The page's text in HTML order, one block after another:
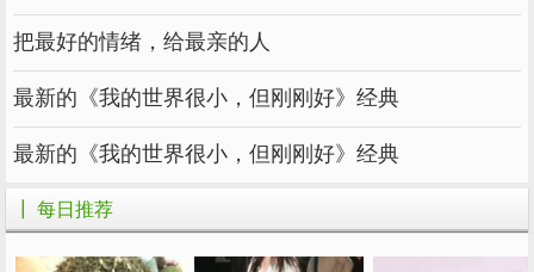
们。
该清理微信列表了。
作者：
莫言，心理学研究者，百万女性情感专
家，用文字为女性说话。每天晚上9点，懂爱，
（ID:moyandashu）
把最好的情绪，给最亲的人
最新的《我的世界很小，但刚刚好》经典
最新的《我的世界很小，但刚刚好》经典
┃ 每日推荐